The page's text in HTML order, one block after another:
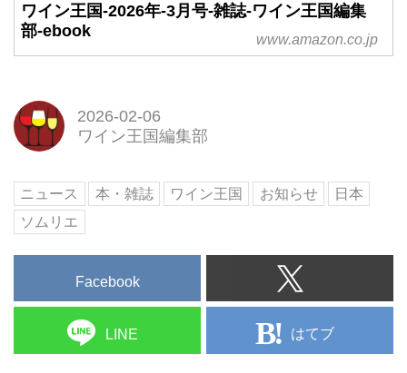
ワイン王国-2026年-3月号-雑誌-ワイン王国編集
部-ebook
www.amazon.co.jp
2026-02-06
ワイン王国編集部
ニュース 本・雑誌 ワイン王国 お知らせ
日本
ソムリエ
Facebook
LINE はてブ